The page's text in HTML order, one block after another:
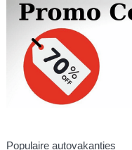
Populaire autovakanties